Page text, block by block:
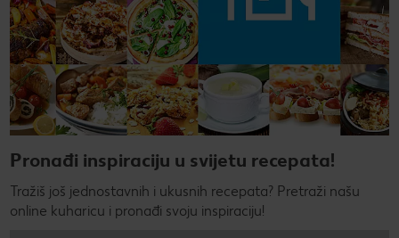
Pronađi inspiraciju u svijetu recepata!
Tražiš još jednostavnih i ukusnih recepata? Pretraži našu
online kuharicu i pronađi svoju inspiraciju!